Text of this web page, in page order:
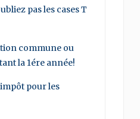
pas les cases T
commune ou
la 1ére année!
pour les